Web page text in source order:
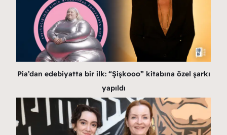
Pia’dan edebiyatta bir ilk: “Şişkooo” kitabına özel şarkı
yapıldı